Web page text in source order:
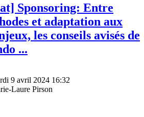
Sponsoring: Entre
et adaptation aux
les conseils avisés de
...
9 avril 2024 16:32
Laure Pirson